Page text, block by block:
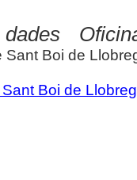
Sant Boi de
Boi de